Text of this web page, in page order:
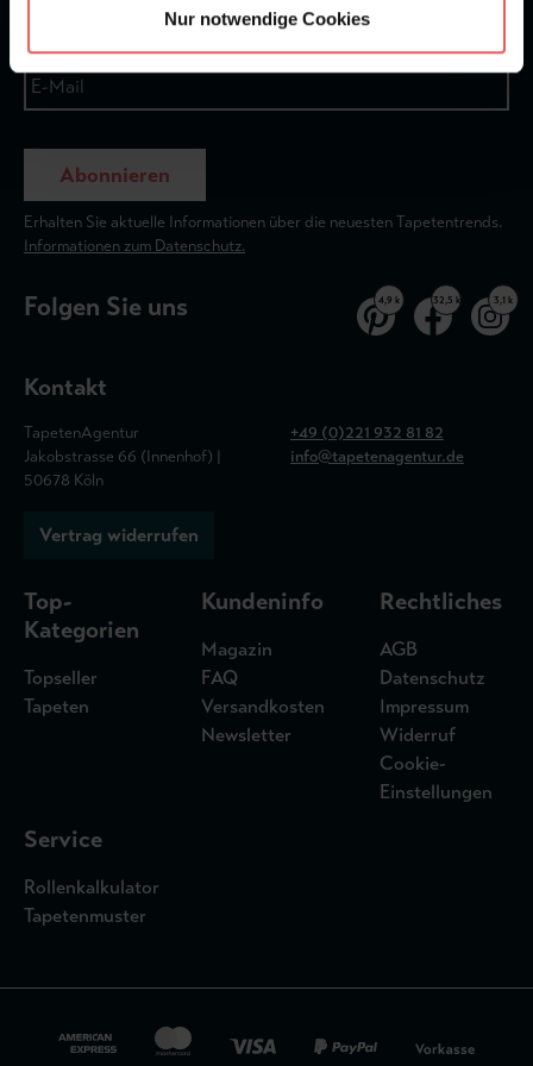
Nur notwendige Cookies
Abonnieren
Erhalten Sie aktuelle Informationen über die neuesten Tapetentrends.
Informationen zum Datenschutz.
Folgen Sie uns 4,9 k 32,5 k 3,1 k
Kontakt
TapetenAgentur
Jakobstrasse 66 (Innenhof) |
50678 Köln
+49 (0)221 932 81 82
info@tapetenagentur.de
Vertrag widerrufen
Top-
Kategorien
Topseller
Tapeten
Kundeninfo
Magazin
FAQ
Versandkosten
Newsletter
Rechtliches
AGB
Datenschutz
Impressum
Widerruf
Cookie-
Einstellungen
Service
Rollenkalkulator
Tapetenmuster